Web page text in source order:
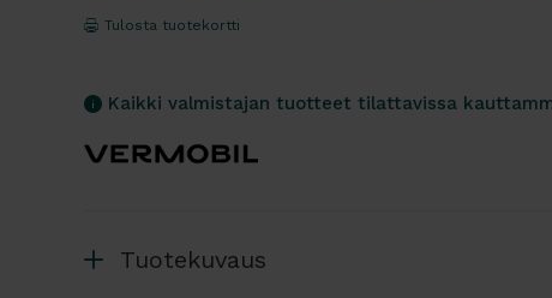
Tulosta tuotekortti
Kaikki valmistajan tuotteet tilattavissa
Tuotekuvaus